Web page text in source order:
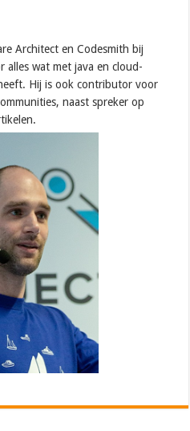
Architect en Codesmith bij
alles wat met java en cloud-
Hij is ook contributor voor
naast spreker op